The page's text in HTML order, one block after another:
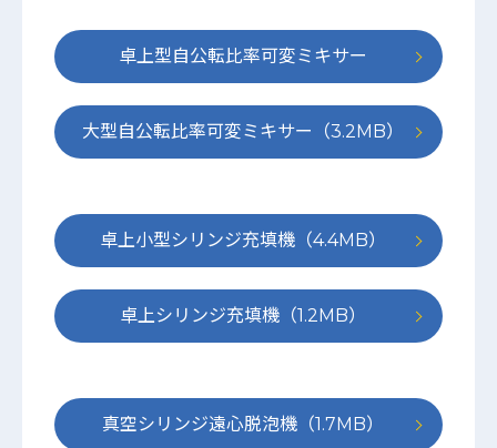
卓上型自公転比率可変ミキサー
（4.4MB）
大型自公転比率可変ミキサー（3.2MB）
卓上小型シリンジ充填機（4.4MB）
卓上シリンジ充填機（1.2MB）
真空シリンジ遠心脱泡機（1.7MB）